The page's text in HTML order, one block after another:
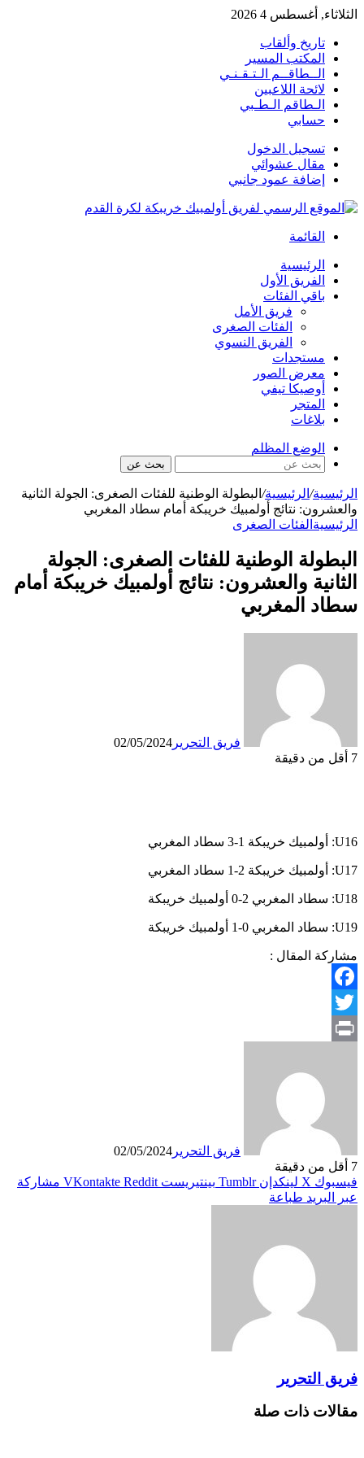
الثلاثاء, أغسطس 4 2026
تاريخ وألقاب
المكتب المسير
الــطاقــم الـتـقـنـي
لائحة اللاعبين
الـطاقم الـطـبي
حسابي
تسجيل الدخول
مقال عشوائي
إضافة عمود جانبي
القائمة
الرئيسية
الفريق الأول
باقي الفئات
فريق الأمل
الفئات الصغرى
الفريق النسوي
مستجدات
معرض الصور
أوصيكا تيفي
المتجر
بلاغات
الوضع المظلم
بحث عن
الرئيسية/ الرئيسية/ البطولة الوطنية للفئات الصغرى: الجولة الثانية
والعشرون: نتائج أولمبيك خريبكة أمام سطاد المغربي
الرئيسية الفئات الصغرى
البطولة الوطنية للفئات الصغرى: الجولة
الثانية والعشرون: نتائج أولمبيك خريبكة أمام
سطاد المغربي
فريق التحرير 02/05/2024
7 أقل من دقيقة
U16: أولمبيك خريبكة 1-3 سطاد المغربي
U17: أولمبيك خريبكة 2-1 سطاد المغربي
U18: سطاد المغربي 2-0 أولمبيك خريبكة
U19: سطاد المغربي 0-1 أولمبيك خريبكة
مشاركة المقال :
Facebook
Twitter
فريق التحرير 02/05/2024
7 أقل من دقيقة
فيسبوك X لينكدإن بينتيريست
مشاركة
عبر البريد طباعة
فريق التحرير
مقالات ذات صلة